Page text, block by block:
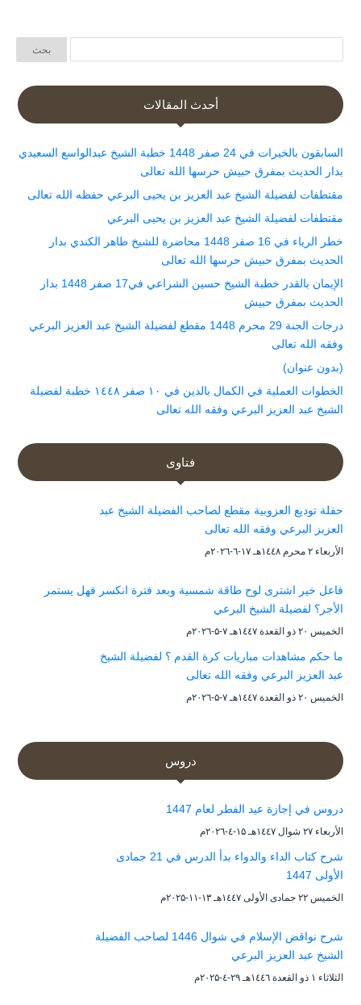
أحدث المقالات
السابقون بالخيرات في 24 صفر 1448 خطبة الشيخ عبدالواسع السعيدي
بدار الحديث بمفرق حبيش حرسها الله تعالى
مقتطفات لفضيلة الشيخ عبد العزيز بن يحيى البرعي حفظه الله تعالى
مقتطفات لفضيلة الشيخ عبد العزيز بن يحيى البرعي
خطر الرياء في 16 صفر 1448 محاضرة للشيخ طاهر الكندي بدار
الحديث بمفرق حبيش حرسها الله تعالى
الإيمان بالقدر خطبة الشيخ حسين الشراعي في17 صفر 1448 بدار
الحديث بمفرق حبيش
درجات الجنة 29 محرم 1448 مقطع لفضيلة الشيخ عبد العزيز البرعي
وفقه الله تعالى
(بدون عنوان)
الخطوات العملية في الكمال بالدين في ١٠ صفر ١٤٤٨ خطبة لفضيلة
الشيخ عبد العزيز البرعي وفقه الله تعالى
فتاوى
حفلة توديع العزوبية مقطع لصاحب الفضيلة الشيخ عبد
العزيز البرعي وفقه الله تعالى
الأربعاء ۲ محرم ۱٤٤۸هـ ۱۷-٦-۲۰۲٦م
فاعل خير اشترى لوح طاقة شمسية وبعد فترة انكسر فهل يستمر
الأجر؟ لفضيلة الشيخ البرعي
الخميس ۲۰ ذو القعدة ۱٤٤۷هـ ۷-۵-۲۰۲٦م
ما حكم مشاهدات مباريات كرة القدم ؟ لفضيلة الشيخ
عبد العزيز البرعي وفقه الله تعالى
الخميس ۲۰ ذو القعدة ۱٤٤۷هـ ۷-۵-۲۰۲٦م
دروس
دروس في إجازة عيد الفطر لعام 1447
الأربعاء ۲۷ شوال ۱٤٤۷هـ ۱۵-٤-۲۰۲٦م
شرح كتاب الداء والدواء بدأ الدرس في 21 جمادى
الأولى 1447
الخميس ۲۲ جمادى الأولى ۱٤٤۷هـ ۱۳-۱۱-۲۰۲۵م
شرح نواقض الإسلام في شوال 1446 لصاحب الفضيلة
الشيخ عبد العزيز البرعي
الثلاثاء ۱ ذو القعدة ۱٤٤٦هـ ۲۹-٤-۲۰۲۵م